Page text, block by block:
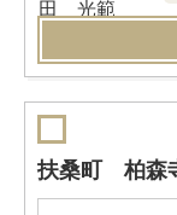
扶桑町 柏森